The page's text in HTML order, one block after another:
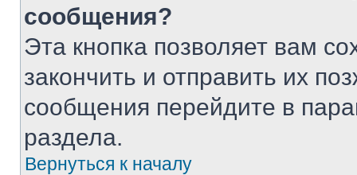
сообщения?
Эта кнопка позволяет вам
закончить и отправить их
сообщения перейдите в
раздела.
Вернуться к началу